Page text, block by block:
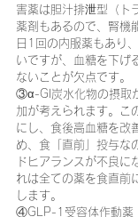
害薬は胆汁排泄型（ト
薬剤もあるので、腎機
日1回の内服薬もあり
いですが、血糖を下げ
ないことが欠点です。
③α-GI炭水化物の摂取
加が考えられます。こ
にし、食後高血糖を改
め、食「直前」投与な
ドヒアランスが不良に
れは全ての薬を食直前
します。
④GLP-1受容体作動薬